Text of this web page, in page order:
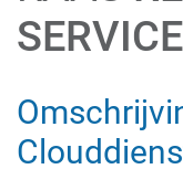
SERVICE